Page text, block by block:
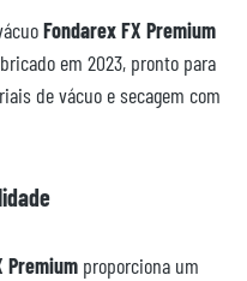
Fondarex FX Premium
em 2023, pronto para
de vácuo e secagem com
Premium proporciona um